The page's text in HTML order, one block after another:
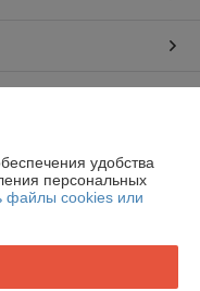
удобства
персональных
файлы cookies или